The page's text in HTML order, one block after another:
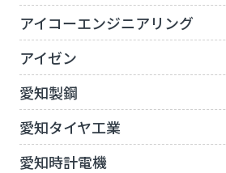
アイコーエンジニアリング
アイゼン
愛知製鋼
愛知タイヤ工業
愛知時計電機